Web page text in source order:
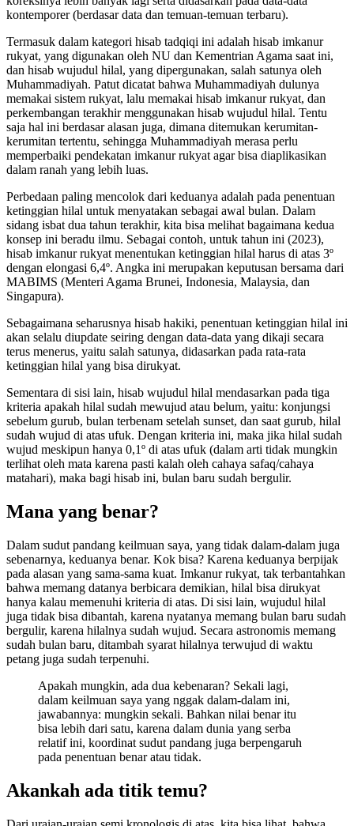
kontemporer (berdasar data dan temuan-temuan terbaru).
Termasuk dalam kategori hisab tadqiqi ini adalah hisab imkanur
rukyat, yang digunakan oleh NU dan Kementrian Agama saat ini,
dan hisab wujudul hilal, yang dipergunakan, salah satunya oleh
Muhammadiyah. Patut dicatat bahwa Muhammadiyah dulunya
memakai sistem rukyat, lalu memakai hisab imkanur rukyat, dan
perkembangan terakhir menggunakan hisab wujudul hilal. Tentu
saja hal ini berdasar alasan juga, dimana ditemukan kerumitan-
kerumitan tertentu, sehingga Muhammadiyah merasa perlu
memperbaiki pendekatan imkanur rukyat agar bisa diaplikasikan
dalam ranah yang lebih luas.
Perbedaan paling mencolok dari keduanya adalah pada penentuan
ketinggian hilal untuk menyatakan sebagai awal bulan. Dalam
sidang isbat dua tahun terakhir, kita bisa melihat bagaimana kedua
konsep ini beradu ilmu. Sebagai contoh, untuk tahun ini (2023),
hisab imkanur rukyat menentukan ketinggian hilal harus di atas 3º
dengan elongasi 6,4º. Angka ini merupakan keputusan bersama dari
MABIMS (Menteri Agama Brunei, Indonesia, Malaysia, dan
Singapura).
Sebagaimana seharusnya hisab hakiki, penentuan ketinggian hilal ini
akan selalu diupdate seiring dengan data-data yang dikaji secara
terus menerus, yaitu salah satunya, didasarkan pada rata-rata
ketinggian hilal yang bisa dirukyat.
Sementara di sisi lain, hisab wujudul hilal mendasarkan pada tiga
kriteria apakah hilal sudah mewujud atau belum, yaitu: konjungsi
sebelum gurub, bulan terbenam setelah sunset, dan saat gurub, hilal
sudah wujud di atas ufuk. Dengan kriteria ini, maka jika hilal sudah
wujud meskipun hanya 0,1º di atas ufuk (dalam arti tidak mungkin
terlihat oleh mata karena pasti kalah oleh cahaya safaq/cahaya
matahari), maka bagi hisab ini, bulan baru sudah bergulir.
Mana yang benar?
Dalam sudut pandang keilmuan saya, yang tidak dalam-dalam juga
sebenarnya, keduanya benar. Kok bisa? Karena keduanya berpijak
pada alasan yang sama-sama kuat. Imkanur rukyat, tak terbantahkan
bahwa memang datanya berbicara demikian, hilal bisa dirukyat
hanya kalau memenuhi kriteria di atas. Di sisi lain, wujudul hilal
juga tidak bisa dibantah, karena nyatanya memang bulan baru sudah
bergulir, karena hilalnya sudah wujud. Secara astronomis memang
sudah bulan baru, ditambah syarat hilalnya terwujud di waktu
petang juga sudah terpenuhi.
Apakah mungkin, ada dua kebenaran? Sekali lagi,
dalam keilmuan saya yang nggak dalam-dalam ini,
jawabannya: mungkin sekali. Bahkan nilai benar itu
bisa lebih dari satu, karena dalam dunia yang serba
relatif ini, koordinat sudut pandang juga berpengaruh
pada penentuan benar atau tidak.
Akankah ada titik temu?